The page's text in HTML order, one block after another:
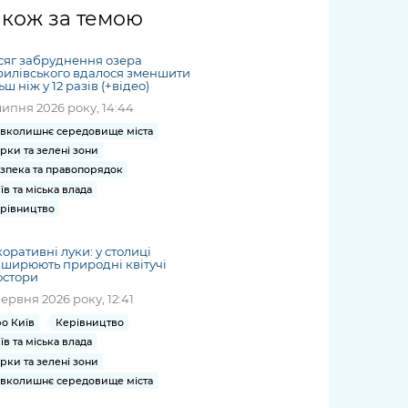
Безбар'єрність
адміністрація
Портал послуг
Міський застосунок Київ
Цифровий
Важливе під час
воєнного стану
міській військовій
адміністрації
«Ініціатива
«Партнерство
«Відкритий Уряд» –
місцевий рівень»
Важливе під час
воєнного стану
дій чи
про
на
дашборди
та
/
журналіст
ський
Submitting
a media
request
at work
за темою
забруднення озера
вдалося зменшити
ніж у 12 разів (+відео)
2026 року, 14:44
середовище міста
та зелені зони
та правопорядок
та міська влада
луки: у столиці
природні квітучі
2026 року, 12:41
Київ
Керівництво
та міська влада
та зелені зони
середовище міста